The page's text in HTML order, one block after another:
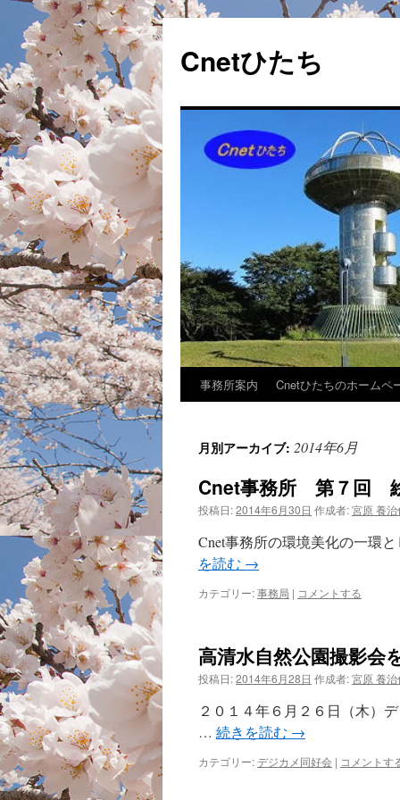
Cnetひたち
テ
事務所案内 Cnetひたちのホームペ
月別アーカイブ: 2014年6月
Cnet事務所 第７回
投稿日:2014年6月30日 作成者:宮原 養治
Cnet事務所の環境美化の一環
を読む →
カテゴリー:事務局 | コメントする
高清水自然公園撮影会
投稿日:2014年6月28日 作成者:宮原 養治
２０１４年６月２６日（木）
… 続きを読む →
カテゴリー:デジカメ同好会 | コメントす